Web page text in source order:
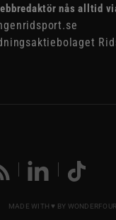
nås alltid
MADE WITH ♥ BY WONDERFOUR